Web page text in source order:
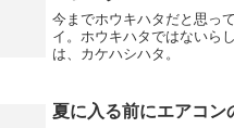
今までホウキハタだと思っ
イ。ホウキハタではないら
は、カケハシハタ。
夏に入る前にエアコン